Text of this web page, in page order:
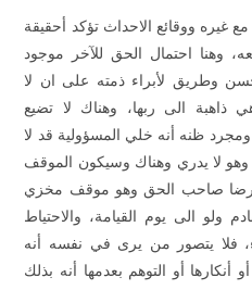
ووقائع الاحداث تؤكد أحقيقة
وهنا احتمال الحق للآخر موجود
وطريق لأبراء ذمته على ان لا
الى ربها، وهناك لا تضيع
ظنه أنه خلي المسؤولية قد لا
وهو لا يدري وهناك وسيكون الموقف
رضا صاحب الحق وهو موقف مخزي
ولو الى يوم القيامة، والاحتياط
فلا يتصور من يرى في نفسه أنه
أو التوهم بعدمها أنه بذلك